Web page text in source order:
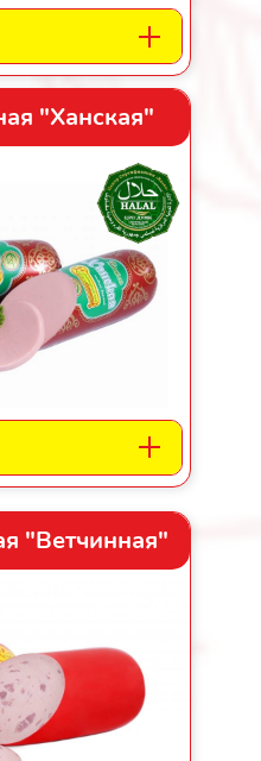
"Ханская"
"Ветчинная"